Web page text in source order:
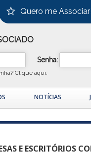
Quero me Associar!
Senha:
Clique aqui.
NOTÍCIAS
E ESCRITÓRIOS